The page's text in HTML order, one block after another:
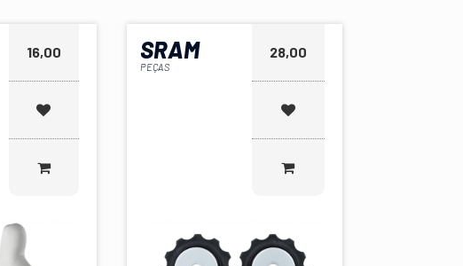
16,00 SRAM
PEÇAS
28,00